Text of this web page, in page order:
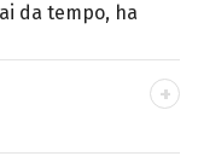
da tempo, ha
SITO